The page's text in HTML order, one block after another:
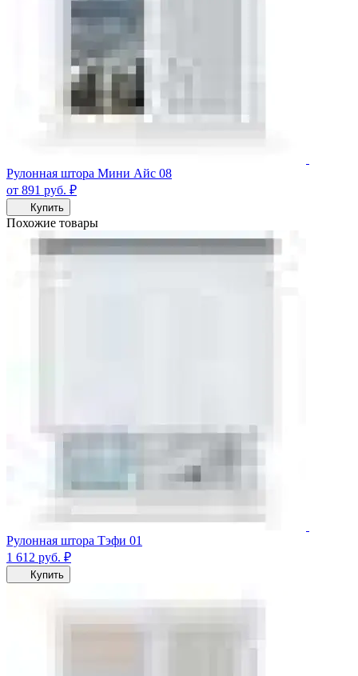
Рулонная штора Мини Айс 08
от 891 руб. ₽
Купить
Похожие товары
Рулонная штора Тэфи 01
1 612 руб. ₽
Купить